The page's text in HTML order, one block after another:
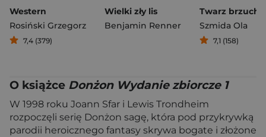
Western
Rosiński Grzegorz
7,4 (379)
Wielki zły lis
Benjamin Renner
Szmida Ola
7,1 (158)
O książce Donżon Wydanie zbiorcze 1
W 1998 roku Joann Sfar i Lewis Trondheim
rozpoczęli serię Donżon sagę, która pod przykrywką
parodii heroicznego fantasy skrywa bogate i złożone